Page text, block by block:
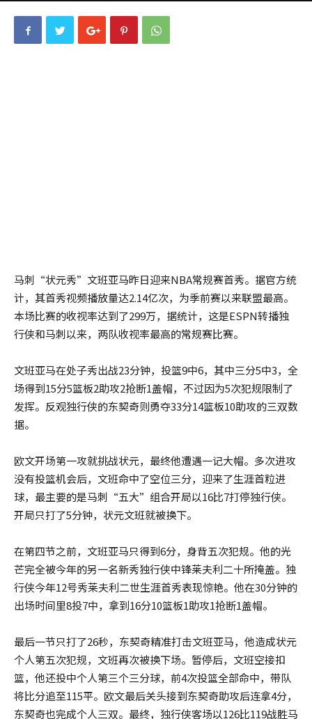
马刺“状元秀”文班亚马昨日迎来NBA常规赛首秀。据官方统
计，其首秀视频播放量达2.14亿次，为季前赛以来联盟最高。
本场比赛的收视率达到了299万，据统计，这是ESPN转播独
行侠和马刺以来，两队收视率最高的常规赛比赛。
文班亚马在处子秀出战23分钟，投篮9中6，其中三分5中3，全
场得到15分5篮板2助攻2抢断1盖帽，不过因为5次犯规限制了
发挥。反观独行侠的东契奇则勇夺33分14篮板10助攻的三双数
据。
欧文开场第一攻就挑战状元，最终他遭遇一记大帽。多次进攻
没有投篮机会后，文班命中了空位三分，迎来了生涯首粒进
球，最主要的是马刺“五大”组合开局以16比7打停独行侠。
开局只打了5分钟，状元文班就被换下。
在第四节之前，文班亚马只得到6分，身背五次犯规。他的光
芒完全被今年的另一名新秀独行侠中锋莱夫利二十所掩盖。独
行侠今年12号秀莱夫利二世生涯首秀表现惊艳。他在30分钟的
出场时间里8投7中，拿到16分10篮板1助攻1抢断1盖帽。
最后一节只打了26秒，东契奇精准打击文班亚马，他造成状元
个人第五次犯规，文班再次被换下场。暂停后，文班空接扣
篮，他还投中个人第三个三分球，前4次投篮全部命中，带队
将比分追至115平。欧文最后关头接到东契奇助攻后连拿4分，
东契奇也完成个人三双。最终，独行侠客场以126比119战胜马